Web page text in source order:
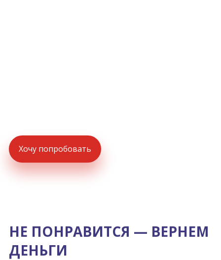
Хочу попробовать
НЕ ПОНРАВИТСЯ — ВЕРНЕМ
ДЕНЬГИ